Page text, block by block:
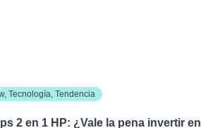
, Tecnología, Tendencia
2 en 1 HP: ¿Vale la pena invertir